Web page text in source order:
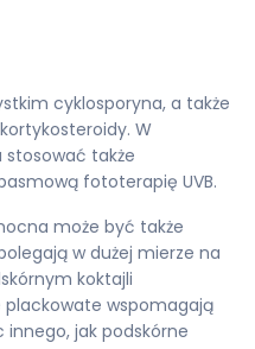
cyklosporyna, a także
W
także
fototerapię UVB.
może być także
w dużej mierze na
koktajli
plackowate wspomagają
jak podskórne